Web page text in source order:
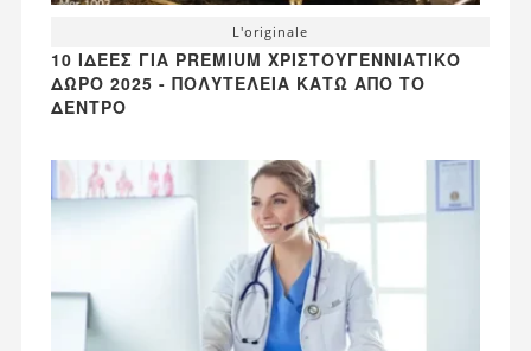
L'originale
10 ΙΔΈΕΣ ΓΙΑ PREMIUM ΧΡΙΣΤΟΥΓΕΝΝΙΆΤΙΚΟ
ΔΏΡΟ 2025 - ΠΟΛΥΤΈΛΕΙΑ ΚΆΤΩ ΑΠΌ ΤΟ
ΔΈΝΤΡΟ